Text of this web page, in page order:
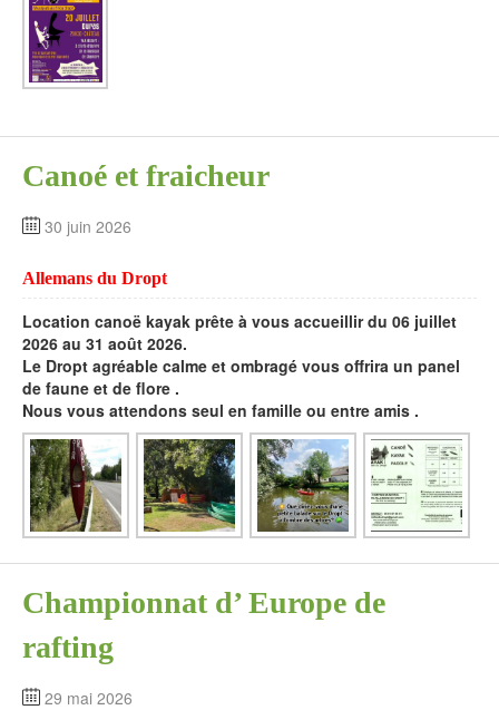
Canoé et fraicheur
30 juin 2026
Allemans du Dropt
Location canoë kayak prête à vous accueillir du 06 juillet
2026 au 31 août 2026.
Le Dropt agréable calme et ombragé vous offrira un panel
de faune et de flore .
Nous vous attendons seul en famille ou entre amis .
Championnat d’ Europe de
rafting
29 mai 2026